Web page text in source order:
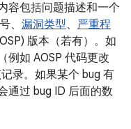
容包括问题描述和一个
、 漏洞类型、 严重程
版本（若有）。如
例如 AOSP 代码更改
录。如果某个 bug 有
通过 bug ID 后面的数